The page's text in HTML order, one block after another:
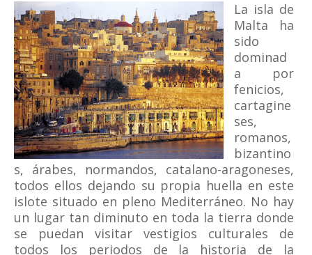
La isla de
Malta ha
sido
dominad
a por
fenicios,
cartagine
ses,
romanos,
bizantino
s, árabes, normandos, catalano-aragoneses,
todos ellos dejando su propia huella en este
islote situado en pleno Mediterráneo. No hay
un lugar tan diminuto en toda la tierra donde
se puedan visitar vestigios culturales de
todos los periodos de la historia de la